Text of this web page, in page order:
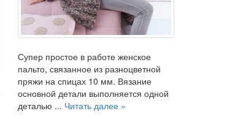
Супер простое в работе женское
пальто, связанное из разноцветной
пряжи на спицах 10 мм. Вязание
основной детали выполняется одной
деталью ... Читать далее »